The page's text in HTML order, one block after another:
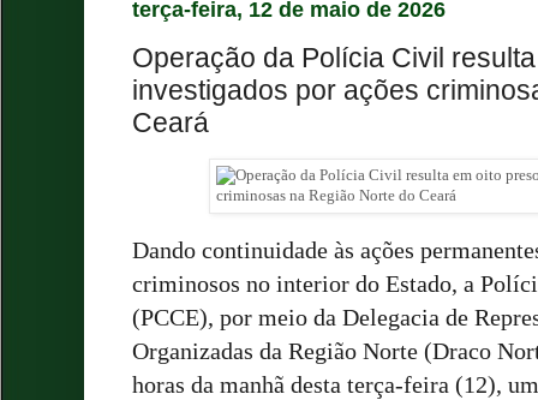
terça-feira, 12 de maio de 2026
Operação da Polícia Civil
investigados por ações
Ceará
Dando continuidade às ações
criminosos no interior do Estado, a
(PCCE), por meio da Delegacia de
Organizadas da Região Norte (Draco
horas da manhã desta terça-feira (12),